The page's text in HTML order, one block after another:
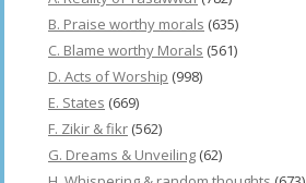
B. Praise worthy morals (635)
C. Blame worthy Morals (561)
D. Acts of Worship (998)
E. States (669)
F. Zikir & fikr (562)
G. Dreams & Unveiling (62)